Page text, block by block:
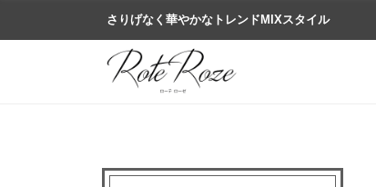
さりげなく華やかなトレンドMIXスタイル